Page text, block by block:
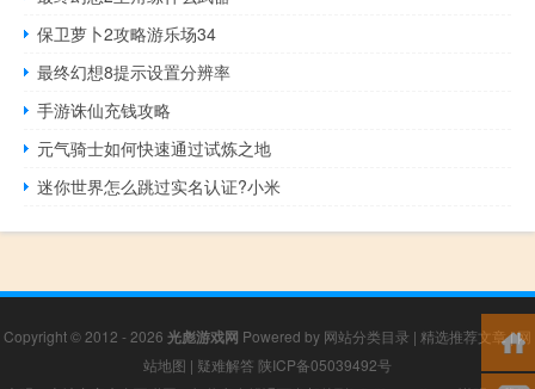
保卫萝卜2攻略游乐场34
最终幻想8提示设置分辨率
手游诛仙充钱攻略
元气骑士如何快速通过试炼之地
迷你世界怎么跳过实名认证?小米
Copyright © 2012 - 2026 光彪游戏网 Powered by 网站分类目录 | 精选推荐文章|网
站地图 | 疑难解答 陕ICP备05039492号